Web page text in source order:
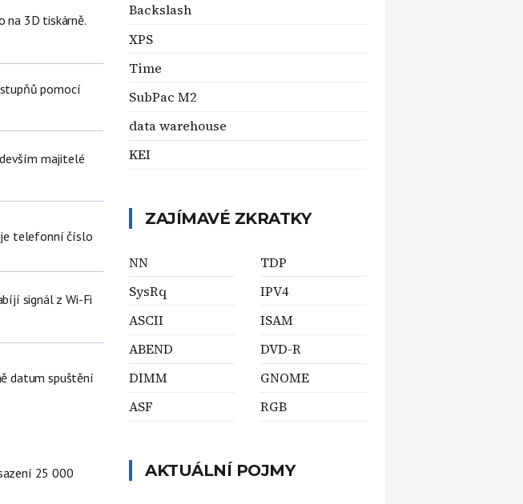
na 3D tiskárně.
pomocí
majitelé
telefonní číslo
signál z Wi-Fi
datum spuštění
25 000
Backslash
XPS
Time
SubPac M2
data warehouse
KEI
ZAJÍMAVÉ ZKRATKY
NN
SysRq
ASCII
ABEND
DIMM
ASF
TDP
IPV4
ISAM
DVD-R
GNOME
RGB
AKTUÁLNÍ POJMY